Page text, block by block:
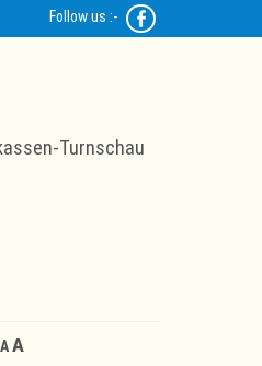
Follow us :-
Turnschau
Decrease
A Reset
A